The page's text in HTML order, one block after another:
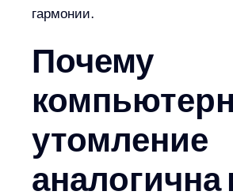
гармонии.
Почему
утомление
аналогична